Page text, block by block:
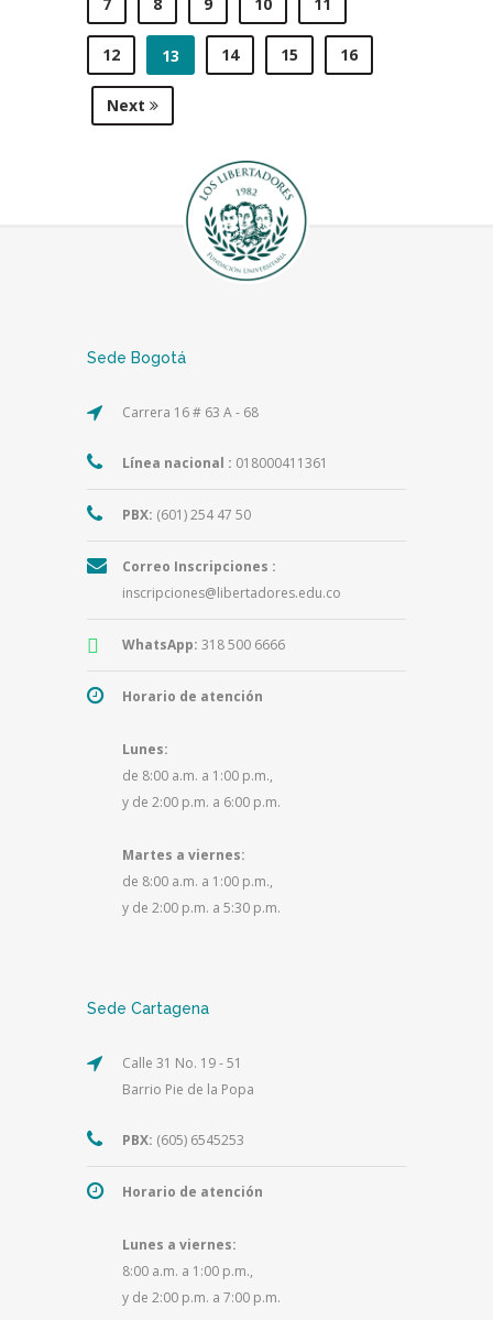
7 8 9 10 11
12 13 14 15 16
Next
Sede Bogotá
Carrera 16 # 63 A - 68
Línea nacional : 018000411361
PBX: (601) 254 47 50
Correo Inscripciones :
inscripciones@libertadores.edu.co
WhatsApp: 318 500 6666
Horario de atención
Lunes:
de 8:00 a.m. a 1:00 p.m.,
y de 2:00 p.m. a 6:00 p.m.
Martes a viernes:
de 8:00 a.m. a 1:00 p.m.,
y de 2:00 p.m. a 5:30 p.m.
Sede Cartagena
Calle 31 No. 19 - 51
Barrio Pie de la Popa
PBX: (605) 6545253
Horario de atención
Lunes a viernes:
8:00 a.m. a 1:00 p.m.,
y de 2:00 p.m. a 7:00 p.m.